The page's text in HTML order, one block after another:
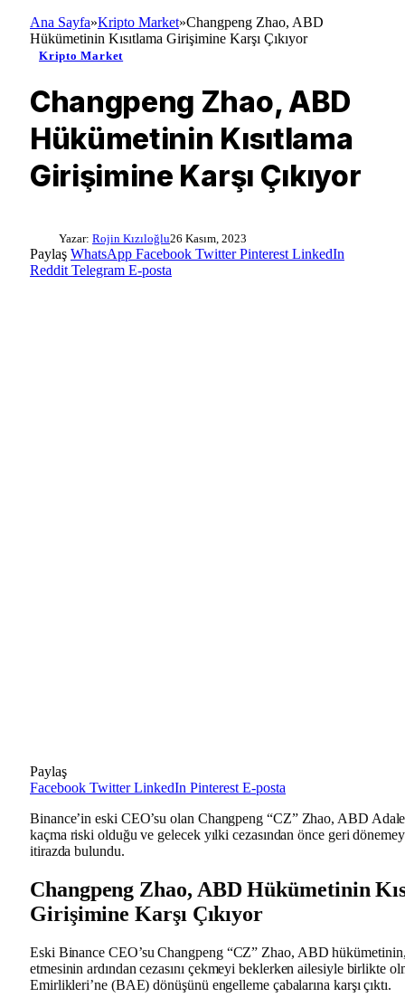
Ana Sayfa»Kripto Market»Changpeng Zhao, ABD
Hükümetinin Kısıtlama Girişimine Karşı Çıkıyor
Kripto Market
Changpeng Zhao, ABD
Hükümetinin Kısıtlama
Girişimine Karşı Çıkıyor
Yazar: Rojin Kızıloğlu26 Kasım, 2023
Paylaş WhatsApp Facebook Twitter Pinterest LinkedIn
Reddit Telegram E-posta
Paylaş
Facebook Twitter LinkedIn Pinterest E-posta
Binance’in eski CEO’su olan Changpeng “CZ” Zhao, ABD Adalet
kaçma riski olduğu ve gelecek yılki cezasından önce geri
itirazda bulundu.
Changpeng Zhao, ABD Hükümetinin
Girişimine Karşı Çıkıyor
Eski Binance CEO’su Changpeng “CZ” Zhao, ABD
etmesinin ardından cezasını çekmeyi beklerken ailesiyle birlikte
Emirlikleri’ne (BAE) dönüşünü engelleme çabalarına karşı çıktı.